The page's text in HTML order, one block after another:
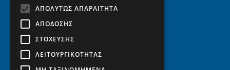
ΑΠΟΛΎΤΩΣ ΑΠΑΡΑΊΤΗΤΑ
ΑΠΌΔΟΣΗΣ
ΣΤΌΧΕΥΣΗΣ
ΛΕΙΤΟΥΡΓΙΚΌΤΗΤΑΣ